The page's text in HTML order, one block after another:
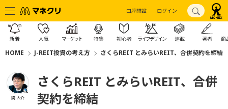
口座開設 ログイン
新着 人気 マーケット 特集 初心者 ライフデザイン 連載 著者 商
HOME J-REIT投資の考え方 さくらREIT とみらいREIT、合併契約を締結
関 大介
さくらREIT とみらいREIT、合併
契約を締結